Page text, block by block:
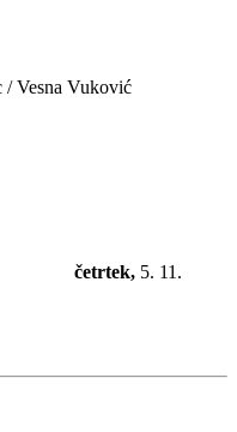
/ Vesna Vuković
četrtek, 5. 11.